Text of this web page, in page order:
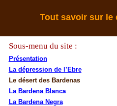
Tout savoir sur le
Sous-menu du site :
Présentation
La dépression de l’Ebre
Le désert des Bardenas
La Bardena Blanca
La Bardena Negra